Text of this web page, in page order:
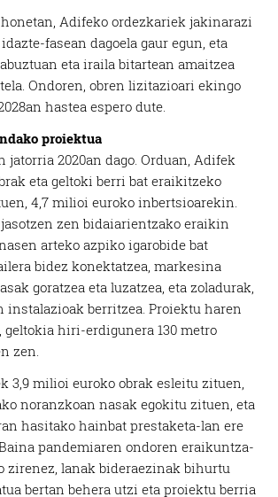
Adifeko ordezkariek jakinarazi
fasean dagoela gaur egun, eta
eta iraila bitartean amaitzea
Ondoren, obren lizitazioari ekingo
hastea espero dute.
proiektua
jatorria 2020an dago. Orduan, Adifek
eta geltoki berri bat eraikitzeko
4,7 milioi euroko inbertsioarekin.
zen bidaiarientzako eraikin
arteko azpiko igarobide bat
bidez konektatzea, markesina
goratzea eta luzatzea, eta zoladurak,
instalazioak berritzea. Proiektu haren
geltokia hiri-erdigunera 130 metro
zen.
3,9 milioi euroko obrak esleitu zituen,
noranzkoan nasak egokitu zituen, eta
hasitako hainbat prestaketa-lan ere
pandemiaren ondoren eraikuntza-
zirenez, lanak bideraezinak bihurtu
bertan behera utzi eta proiektu berria